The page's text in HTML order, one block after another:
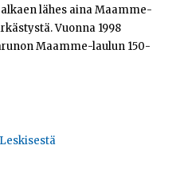
lähes aina Maamme-
Vuonna 1998
Maamme-laulun 150-